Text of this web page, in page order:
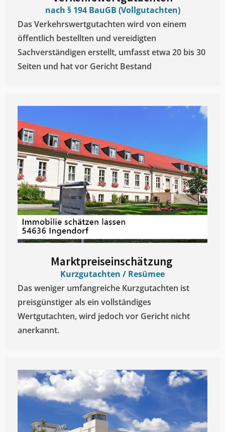
nach § 194 BauGB (Vollgutachten)
Das Verkehrswertgutachten wird von einem
öffentlich bestellten und vereidigten
Sachverständigen erstellt, umfasst etwa 20 bis 30
Seiten und hat vor Gericht Bestand
Marktpreiseinschätzung ​
Kurzgutachten / Resümee
Das weniger umfangreiche Kurzgutachten ist
preisgünstiger als ein vollständiges
Wertgutachten, wird jedoch vor Gericht nicht
anerkannt.